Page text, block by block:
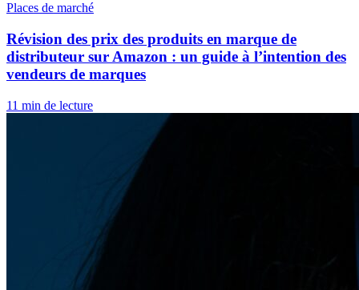
Places de marché
Révision des prix des produits en marque de
distributeur sur Amazon : un guide à l’intention des
vendeurs de marques
11 min de lecture